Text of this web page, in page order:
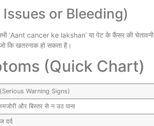
Issues or Bleeding)
‘Aant cancer ke lakshan’ या पेट के कैंसर की चेतावनी
कि खतरनाक हो सकता है।
(Quick Chart)
(Serious Warning Signs)
और बिस्तर से न उठ पाना
दर्द